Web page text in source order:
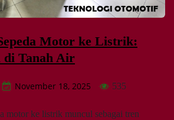
Motor ke Listrik:
di Tanah Air
November 18, 2025 535
motor ke listrik muncul sebagai tren